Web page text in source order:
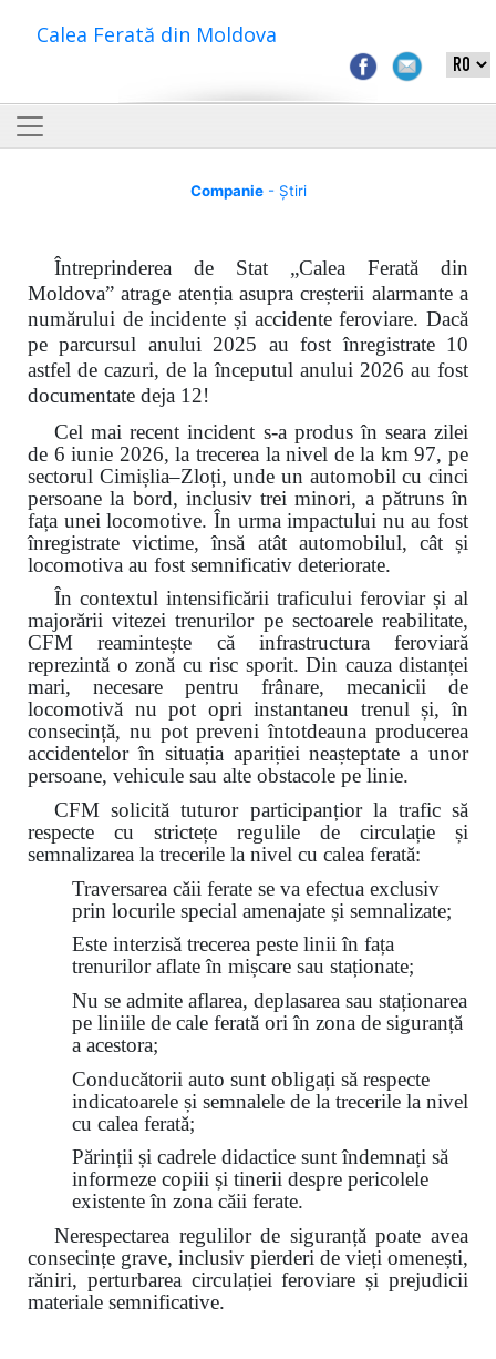
Calea Ferată din Moldova
Companie- Știri
Întreprinderea de Stat „Calea Ferată din
Moldova” atrage atenția asupra creșterii alarmante a
numărului de incidente și accidente feroviare. Dacă
pe parcursul anului 2025 au fost înregistrate 10
astfel de cazuri, de la începutul anului 2026 au fost
documentate deja 12!
Cel mai recent incident s-a produs în seara zilei
de 6 iunie 2026, la trecerea la nivel de la km 97, pe
sectorul Cimișlia–Zloți, unde un automobil cu cinci
persoane la bord, inclusiv trei minori, a pătruns în
fața unei locomotive. În urma impactului nu au fost
înregistrate victime, însă atât automobilul, cât și
locomotiva au fost semnificativ deteriorate.
În contextul intensificării traficului feroviar și al
majorării vitezei trenurilor pe sectoarele reabilitate,
CFM reamintește că infrastructura feroviară
reprezintă o zonă cu risc sporit. Din cauza distanței
mari, necesare pentru frânare, mecanicii de
locomotivă nu pot opri instantaneu trenul și, în
consecință, nu pot preveni întotdeauna producerea
accidentelor în situația apariției neașteptate a unor
persoane, vehicule sau alte obstacole pe linie.
CFM solicită tuturor participanțior la trafic să
respecte cu strictețe regulile de circulație și
semnalizarea la trecerile la nivel cu calea ferată:
Traversarea căii ferate se va efectua exclusiv
prin locurile special amenajate și semnalizate;
Este interzisă trecerea peste linii în fața
trenurilor aflate în mișcare sau staționate;
Nu se admite aflarea, deplasarea sau staționarea
pe liniile de cale ferată ori în zona de siguranță
a acestora;
Conducătorii auto sunt obligați să respecte
indicatoarele și semnalele de la trecerile la nivel
cu calea ferată;
Părinții și cadrele didactice sunt îndemnați să
informeze copiii și tinerii despre pericolele
existente în zona căii ferate.
Nerespectarea regulilor de siguranță poate avea
consecințe grave, inclusiv pierderi de vieți omenești,
răniri, perturbarea circulației feroviare și prejudicii
materiale semnificative.